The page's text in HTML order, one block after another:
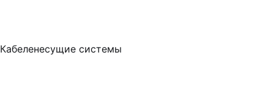
Кабеленесущие системы